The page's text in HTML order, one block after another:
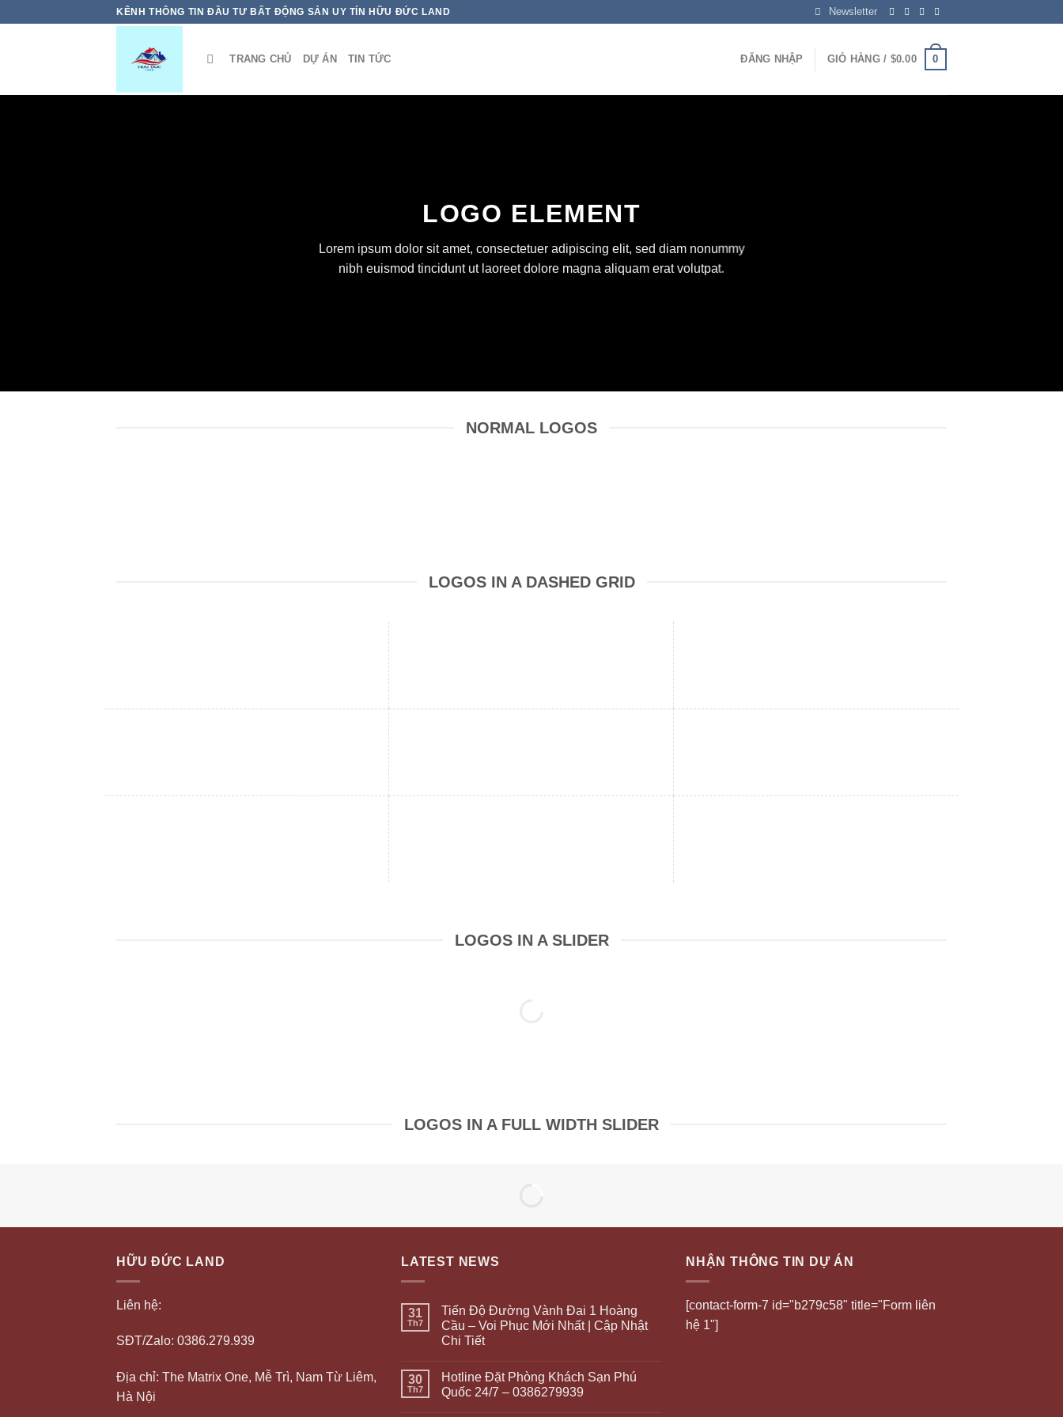
KÊNH THÔNG TIN ĐẦU TƯ BẤT ĐỘNG SẢN UY TÍN HỮU ĐỨC LAND Newsletter
TRANG CHỦ DỰ ÁN TIN TỨC ĐĂNG NHẬP GIỎ HÀNG / $0.00 0
LOGO ELEMENT
Lorem ipsum dolor sit amet, consectetuer adipiscing elit, sed diam nonummy
nibh euismod tincidunt ut laoreet dolore magna aliquam erat volutpat.
NORMAL LOGOS
LOGOS IN A DASHED GRID
LOGOS IN A SLIDER
LOGOS IN A FULL WIDTH SLIDER
HỮU ĐỨC LAND
Liên hệ:
SĐT/Zalo: 0386.279.939
Địa chỉ: The Matrix One, Mễ Trì, Nam Từ Liêm,
Hà Nội
LATEST NEWS
31
Th7
Tiến Độ Đường Vành Đai 1 Hoàng
Cầu – Voi Phục Mới Nhất | Cập Nhật
Chi Tiết
30
Th7
Hotline Đặt Phòng Khách Sạn Phú
Quốc 24/7 – 0386279939
NHẬN THÔNG TIN DỰ ÁN
[contact-form-7 id="b279c58" title="Form liên
hệ 1"]